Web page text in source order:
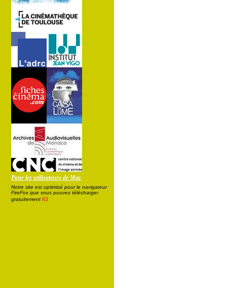
Pour les utilisateurs de Mac
Notre site est optimisé pour le navigateur
FireFox que vous pouvez télécharger
gratuitement ici